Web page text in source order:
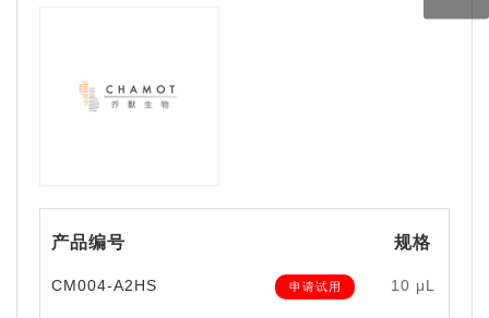
产品编号 规格
CM004-A2HS 申请试用 10 μL